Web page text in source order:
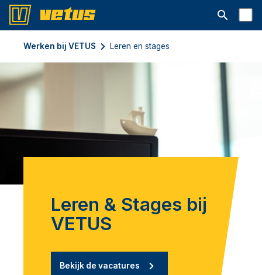
Open
Werken bij VETUS Leren en stages
Leren & Stages bij
VETUS
Bekijk de vacatures